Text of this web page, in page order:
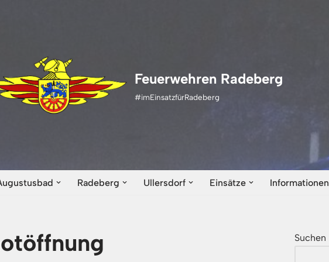
Feuerwehren Radeberg
#imEinsatzfürRadeberg
Radeberg Ullersdorf Einsätze Informationen
Suchen